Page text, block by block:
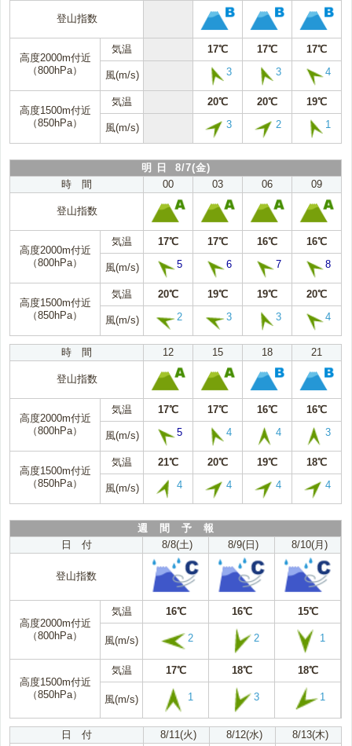
登山指数
高度2000m付近
（800hPa）
気温 17℃ 17℃ 17℃
風(m/s) 3 3 4
高度1500m付近
（850hPa）
気温 20℃ 20℃ 19℃
風(m/s) 3 2 1
明 日 8/7(金)
時 間
00 03 06 09
登山指数
高度2000m付近
（800hPa）
気温 17℃ 17℃ 16℃ 16℃
風(m/s) 5 6 7 8
高度1500m付近
（850hPa）
気温 20℃ 19℃ 19℃ 20℃
風(m/s) 2 3 3 4
時 間 12 15 18 21
登山指数
高度2000m付近
（800hPa）
気温 17℃ 17℃ 16℃ 16℃
風(m/s) 5 4 4 3
高度1500m付近
（850hPa）
気温 21℃ 20℃ 19℃ 18℃
風(m/s) 4 4 4 4
週 間 予 報
日 付
8/8(土) 8/9(日) 8/10(月)
登山指数
高度2000m付近
（800hPa）
気温 16℃ 16℃ 15℃
風(m/s) 2 2 1
高度1500m付近
（850hPa）
気温 17℃ 18℃ 18℃
風(m/s) 1 3 1
日 付 8/11(火) 8/12(水) 8/13(木)